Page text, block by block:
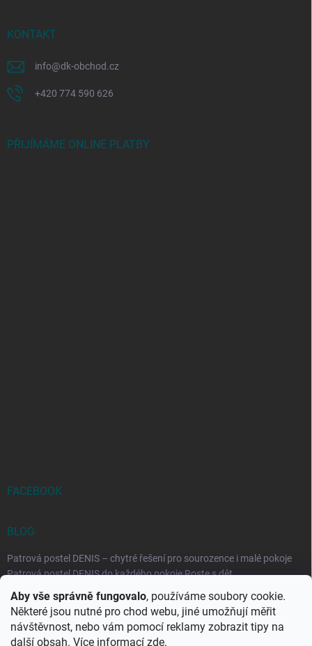
Aby vše správně fungovalo, používáme soubory cookie.
Některé jsou nutné pro chod webu, jiné umožňují měřit
návštěvnost, nebo vám pomocí reklamy zobrazit tipy na
další obsah. Více informací zde.
KONTAKT
info@dk-obchod.cz
+420 774 590 626
PŘIJÍMÁME ONLINE PLATBY
FACEBOOK
BLOG
Patrová postel DENIS – chytré řešení pro sourozence i malé pokoje
Patrová postel DENIS do každého pokoje Roste s dět...
Rozkládací postele RELAX – ideální řešení pro malé prostory i
každodenní spaní
Rozkládací postel, která se přizpůsobí vašemu živo...